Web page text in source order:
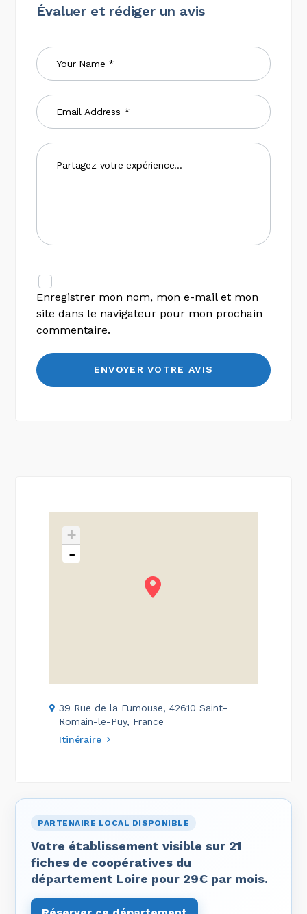
Évaluer et rédiger un avis
Enregistrer mon nom, mon e-mail et mon
site dans le navigateur pour mon prochain
commentaire.
+
-
39 Rue de la Fumouse, 42610 Saint-
Romain-le-Puy, France
Itinéraire
PARTENAIRE LOCAL DISPONIBLE
Votre établissement visible sur 21
fiches de coopératives du
département Loire pour 29€ par mois.